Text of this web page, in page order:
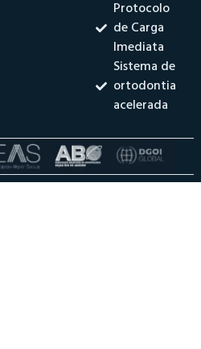
Protocolo
de Carga
Imediata
Sistema de
ortodontia
acelerada